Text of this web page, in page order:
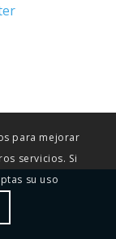
para mejorar
servicios. Si
su uso